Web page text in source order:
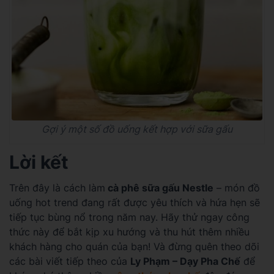
Gợi ý một số đồ uống kết hợp với sữa gấu
Lời kết
Trên đây là cách làm cà phê sữa gấu Nestle – món đồ
uống hot trend đang rất được yêu thích và hứa hẹn sẽ
tiếp tục bùng nổ trong năm nay. Hãy thử ngay công
thức này để bắt kịp xu hướng và thu hút thêm nhiều
khách hàng cho quán của bạn! Và đừng quên theo dõi
các bài viết tiếp theo của Ly Phạm – Dạy Pha Chế để